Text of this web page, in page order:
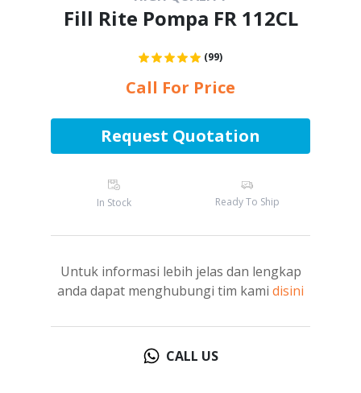
Fill Rite Pompa FR 112CL
(99)
Call For Price
Request Quotation
In Stock Ready To Ship
Untuk informasi lebih jelas dan lengkap
anda dapat menghubungi tim kami disini
CALL US